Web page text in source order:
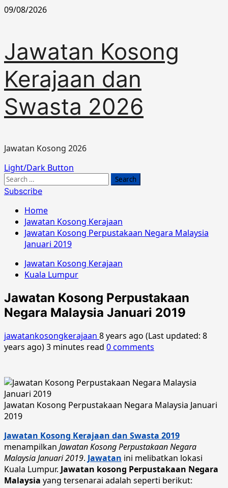
Skip
09/08/2026
Jawatan Kosong
Kerajaan dan
Swasta 2026
Jawatan Kosong 2026
Primary
Menu
Light/Dark Button
Search
for:
Subscribe
Home
Jawatan Kosong Kerajaan
Jawatan Kosong Perpustakaan Negara Malaysia
Januari 2019
Jawatan Kosong Kerajaan
Kuala Lumpur
Jawatan Kosong Perpustakaan
Negara Malaysia Januari 2019
jawatankosongkerajaan 8 years ago (Last updated: 8
years ago)3 minutes read 0 comments
Jawatan Kosong Perpustakaan Negara Malaysia Januari
2019
Jawatan Kosong Kerajaan dan Swasta 2019
menampilkan Jawatan Kosong Perpustakaan Negara
Malaysia Januari 2019. Jawatan ini melibatkan lokasi
Kuala Lumpur. Jawatan kosong Perpustakaan Negara
Malaysia yang tersenarai adalah seperti berikut: